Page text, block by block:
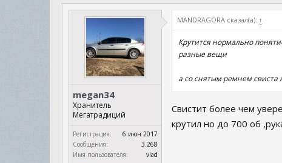
megan34
Хранитель
Мегатрадиций
Регистрация:
6 июн 2017
Сообщения:
3.268
Имя пользователя:
vlad
MANDRAGORA сказал(а): ↑
Крутится нормально
разные вещи
а со снятым ремнем свиста
Свистит более чем
крутил но до 700 об